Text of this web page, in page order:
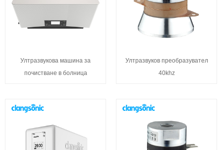
Ултразвукова машина за
почистване в болница
Ултразвуков преобразувател
40khz